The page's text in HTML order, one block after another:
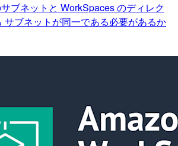
ブネットと WorkSpaces のディレク
サブネットが同一である必要があるか